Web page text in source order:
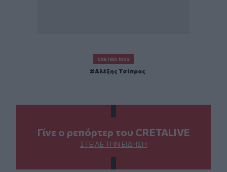
ΣΧΕΤΙΚΆ TAGS
Αλέξης Τσίπρας
Γίνε ο ρεπόρτερ του CRETALIVE
ΣΤΕΊΛΕ ΤΗΝ ΕΊΔΗΣΗ